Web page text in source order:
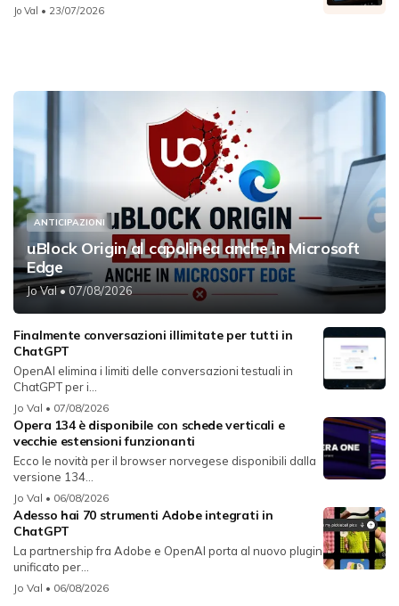
Jo Val • 23/07/2026
ANTICIPAZIONI
uBlock Origin al capolinea anche in Microsoft
Edge
Jo Val• 07/08/2026
Finalmente conversazioni illimitate per tutti in
ChatGPT
OpenAI elimina i limiti delle conversazioni testuali in
ChatGPT per i...
Jo Val • 07/08/2026
Opera 134 è disponibile con schede verticali e
vecchie estensioni funzionanti
Ecco le novità per il browser norvegese disponibili dalla
versione 134...
Jo Val • 06/08/2026
Adesso hai 70 strumenti Adobe integrati in
ChatGPT
La partnership fra Adobe e OpenAI porta al nuovo plugin
unificato per...
Jo Val • 06/08/2026